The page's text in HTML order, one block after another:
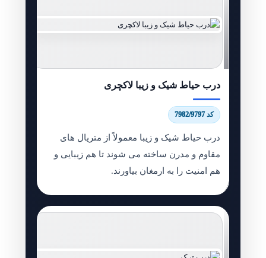
درب حیاط شیک و زیبا لاکچری
کد 7982/9797
درب حیاط شیک و زیبا معمولاً از متریال های
مقاوم و مدرن ساخته می شوند تا هم زیبایی و
هم امنیت را به ارمغان بیاورند.